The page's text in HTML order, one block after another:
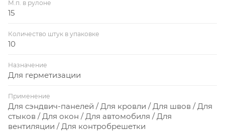
М.п. в рулоне
15
Количество штук в упаковке
10
Назначение
Для герметизации
Применение
Для сэндвич-панелей / Для кровли / Для швов / Для
стыков / Для окон / Для автомобиля / Для
вентиляции / Для контробрешетки